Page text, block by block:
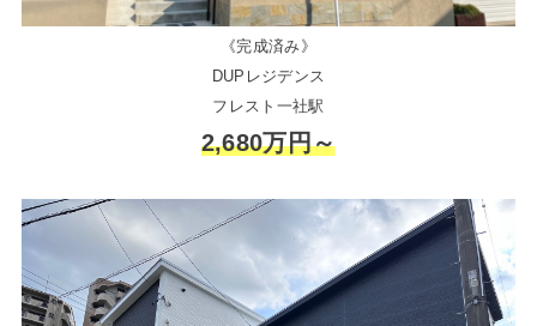
《完成済み》
DUPレジデンス
フレスト一社駅
2,680万円～